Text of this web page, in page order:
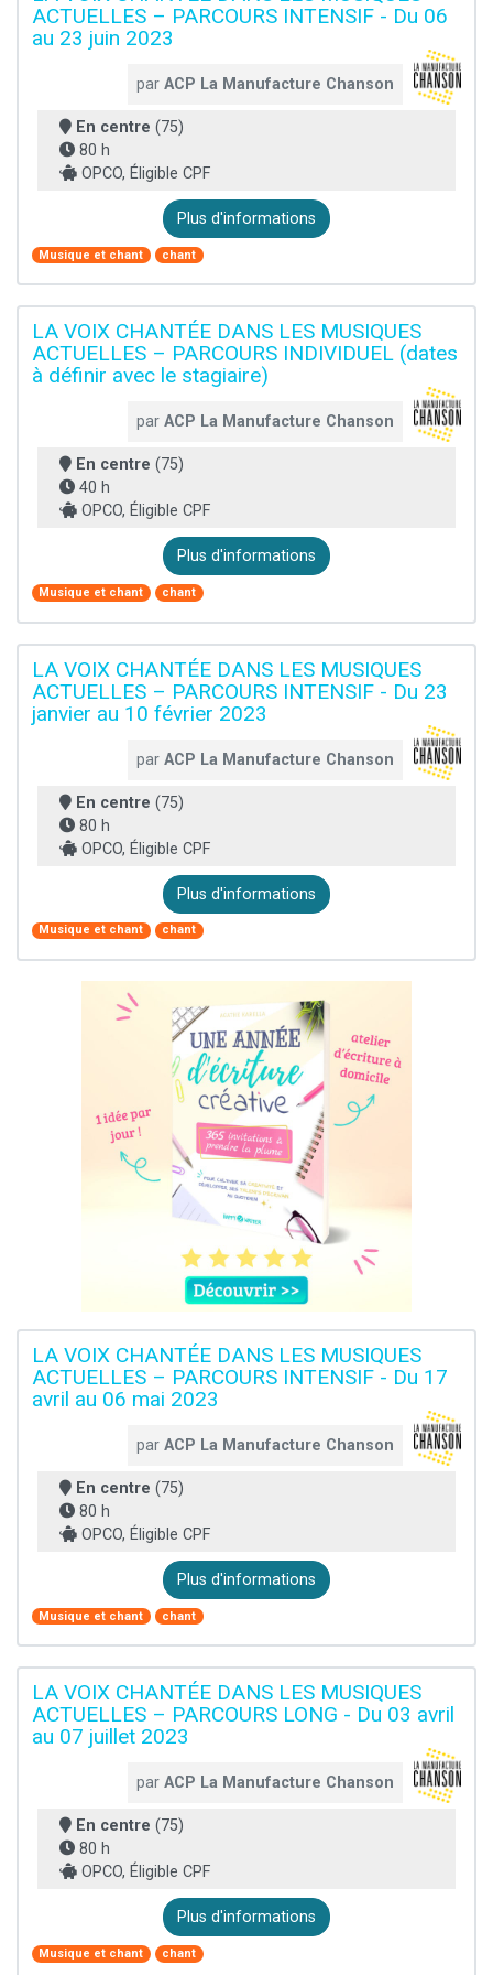
ACTUELLES – PARCOURS INTENSIF - Du 06
au 23 juin 2023
parACP La Manufacture Chanson
En centre (75)
80 h
OPCO, Éligible CPF
Plus d'informations
Musique et chant chant
LA VOIX CHANTÉE DANS LES MUSIQUES
ACTUELLES – PARCOURS INDIVIDUEL (dates
à définir avec le stagiaire)
parACP La Manufacture Chanson
En centre (75)
40 h
OPCO, Éligible CPF
Plus d'informations
Musique et chant chant
LA VOIX CHANTÉE DANS LES MUSIQUES
ACTUELLES – PARCOURS INTENSIF - Du 23
janvier au 10 février 2023
parACP La Manufacture Chanson
En centre (75)
80 h
OPCO, Éligible CPF
Plus d'informations
Musique et chant chant
LA VOIX CHANTÉE DANS LES MUSIQUES
ACTUELLES – PARCOURS INTENSIF - Du 17
avril au 06 mai 2023
parACP La Manufacture Chanson
En centre (75)
80 h
OPCO, Éligible CPF
Plus d'informations
Musique et chant chant
LA VOIX CHANTÉE DANS LES MUSIQUES
ACTUELLES – PARCOURS LONG - Du 03 avril
au 07 juillet 2023
parACP La Manufacture Chanson
En centre (75)
80 h
OPCO, Éligible CPF
Plus d'informations
Musique et chant chant